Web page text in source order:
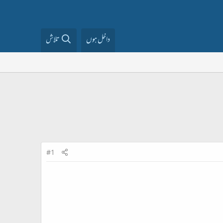
داخل ہوں تلاش
#1